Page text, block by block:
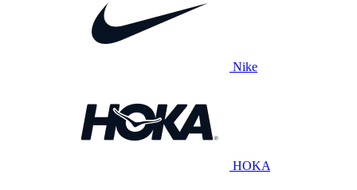
Nike
HOKA